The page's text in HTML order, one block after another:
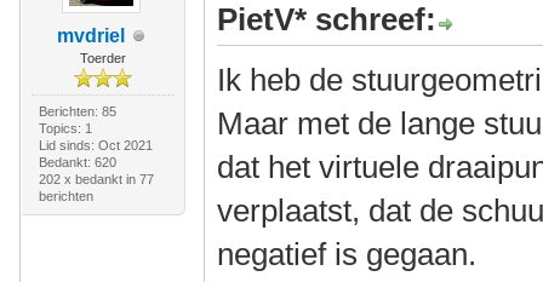
mvdriel
Toerder
Berichten: 85
Topics: 1
Lid sinds: Oct 2021
Bedankt: 620
202 x bedankt in 77
berichten
PietV* schreef:
Ik heb de
Maar met de lange
dat het virtuele
verplaatst, dat de
negatief is gegaan.